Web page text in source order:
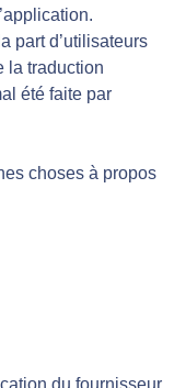
part d’utilisateurs
la traduction
été faite par
choses à propos